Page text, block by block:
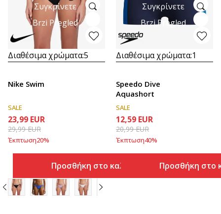
Συγκρίνετε
Brzi Pregled
Διαθέσιμα χρώματα:5
Nike Swim
SALE
23,99 EUR
29,99EUR
Έκπτωση20%
Προσθήκη στο καλάθι
Συγκρίνετε
Brzi Pregled
Διαθέσιμα χρώματα:1
Speedo Dive
Aquashort
SALE
12,59 EUR
20,99EUR
Έκπτωση40%
Προσθήκη στο